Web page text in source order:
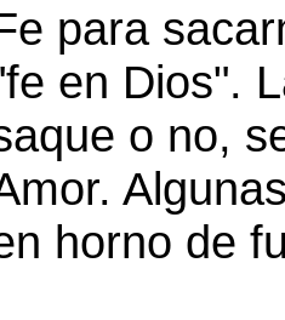
para
en Dios".
o no,
horno de